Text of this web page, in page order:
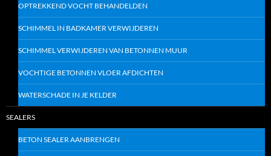
OPTREKKEND VOCHT BEHANDELDEN
SCHIMMEL IN BADKAMER VERWIJDEREN
SCHIMMEL VERWIJDEREN VAN BETONNEN MUUR
VOCHTIGE BETONNEN VLOER AFDICHTEN
WATERSCHADE IN JE KELDER
SEALERS
BETON SEALER AANBRENGEN